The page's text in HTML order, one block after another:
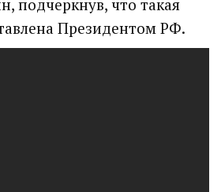
подчеркнув, что такая
Президентом РФ.